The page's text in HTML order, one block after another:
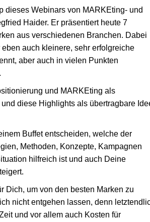
dieses Webinars von MARKEting- und
Haider. Er präsentiert heute 7
aus verschiedenen Branchen. Dabei
auch kleinere, sehr erfolgreiche
aber auch in vielen Punkten
und MARKEting als
diese Highlights als übertragbare
Buffet entscheiden, welche der
Methoden, Konzepte, Kampagnen
hilfreich ist und auch Deine
Dich, um von den besten Marken zu
nicht entgehen lassen, denn
und vor allem auch Kosten für